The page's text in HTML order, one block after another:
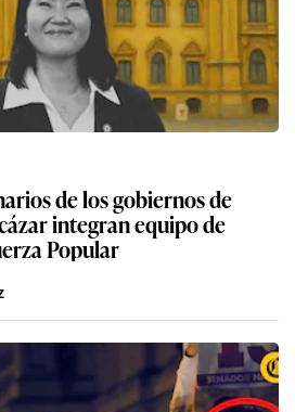
de los gobiernos de
integran equipo de
Popular